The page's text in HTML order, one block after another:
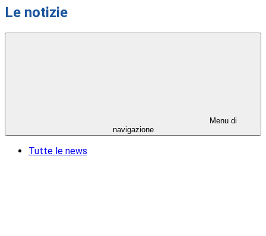
Le notizie
Menu di
navigazione
Tutte le news